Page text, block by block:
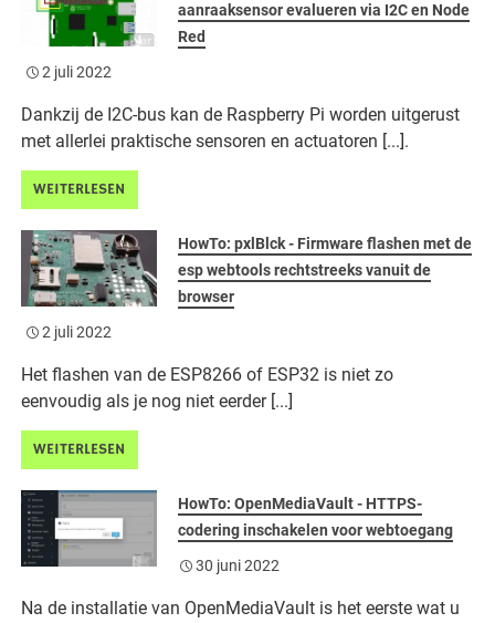
aanraaksensor evalueren via I2C en Node
Red
2 juli 2022
Dankzij de I2C-bus kan de Raspberry Pi worden uitgerust
met allerlei praktische sensoren en actuatoren [...].
WEITERLESEN
HowTo: pxlBlck - Firmware flashen met de
esp webtools rechtstreeks vanuit de
browser
2 juli 2022
Het flashen van de ESP8266 of ESP32 is niet zo
eenvoudig als je nog niet eerder [...]
WEITERLESEN
HowTo: OpenMediaVault - HTTPS-
codering inschakelen voor webtoegang
30 juni 2022
Na de installatie van OpenMediaVault is het eerste wat u